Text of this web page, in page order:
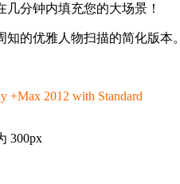
分钟内填充您的大场景！
的优雅人物扫描的简化版本。
+Max 2012 with Standard
300px